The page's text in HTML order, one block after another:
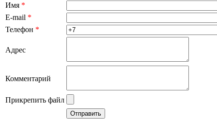
Имя *
E-mail *
Телефон *
Адрес
Комментарий
Прикрепить файл